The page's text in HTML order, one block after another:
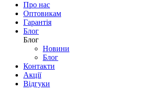
Про нас
Оптовикам
Гарантія
Блог
Блог
Новини
Блог
Контакти
Акції
Відгуки